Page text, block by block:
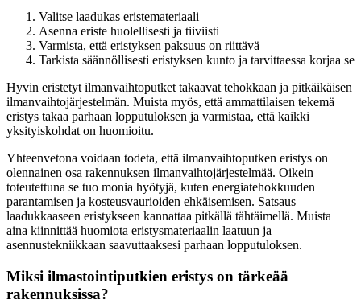
Valitse laadukas eristemateriaali
Asenna eriste huolellisesti ja tiiviisti
Varmista, että eristyksen paksuus on riittävä
Tarkista säännöllisesti eristyksen kunto ja tarvittaessa korjaa se
Hyvin eristetyt ilmanvaihtoputket takaavat tehokkaan ja pitkäikäisen
ilmanvaihtojärjestelmän. Muista myös, että ammattilaisen tekemä
eristys takaa parhaan lopputuloksen ja varmistaa, että kaikki
yksityiskohdat on huomioitu.
Yhteenvetona voidaan todeta, että ilmanvaihtoputken eristys on
olennainen osa rakennuksen ilmanvaihtojärjestelmää. Oikein
toteutettuna se tuo monia hyötyjä, kuten energiatehokkuuden
parantamisen ja kosteusvaurioiden ehkäisemisen. Satsaus
laadukkaaseen eristykseen kannattaa pitkällä tähtäimellä. Muista
aina kiinnittää huomiota eristysmateriaalin laatuun ja
asennustekniikkaan saavuttaaksesi parhaan lopputuloksen.
Miksi ilmastointiputkien eristys on tärkeää
rakennuksissa?